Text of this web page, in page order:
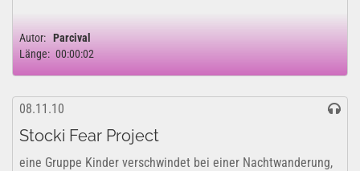
Autor: Parcival
Länge: 00:00:02
08.11.10
Stocki Fear Project
eine Gruppe Kinder verschwindet bei einer Nachtwanderung,